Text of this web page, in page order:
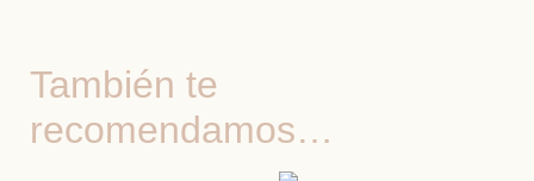
También te
recomendamos…